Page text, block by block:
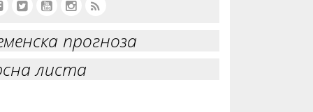
прогноза
листа